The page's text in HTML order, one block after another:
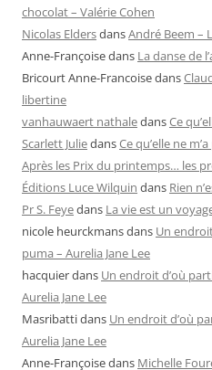
chocolat – Valérie Cohen
Nicolas EldersdansAndré Beem –
Anne-Françoisedans La danse de
Bricourt Anne-Francoisedans
libertine
vanhauwaert nathaledansCe
Scarlett JuliedansCe qu’elle ne
Après les Prix du printemps… les
Éditions Luce Wilquin dans Rien
Pr S. Feyedans La vie est un
nicole heurckmansdans Un
puma – Aurelia Jane Lee
hacquierdans Un endroit d’où
Aurelia Jane Lee
Masribattidans Un endroit d’où
Aurelia Jane Lee
Anne-Françoisedans Michelle